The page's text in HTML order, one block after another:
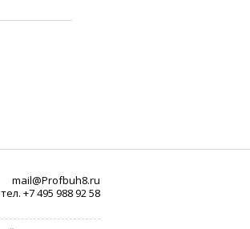
mail@Profbuh8.ru
тел. +7 495 988 92 58